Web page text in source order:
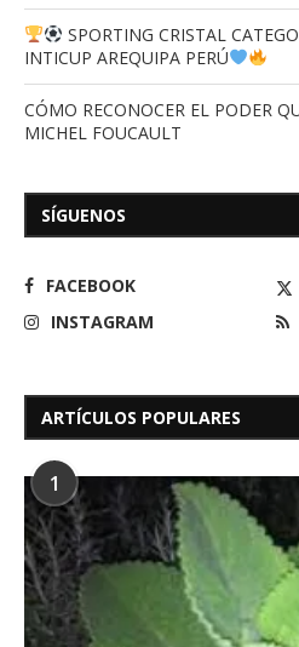
SPORTING CRISTAL
INTICUP AREQUIPA PERÚ
CÓMO RECONOCER EL PODER
MICHEL FOUCAULT
SÍGUENOS
FACEBOOK
INSTAGRAM
ARTÍCULOS POPULARES
1